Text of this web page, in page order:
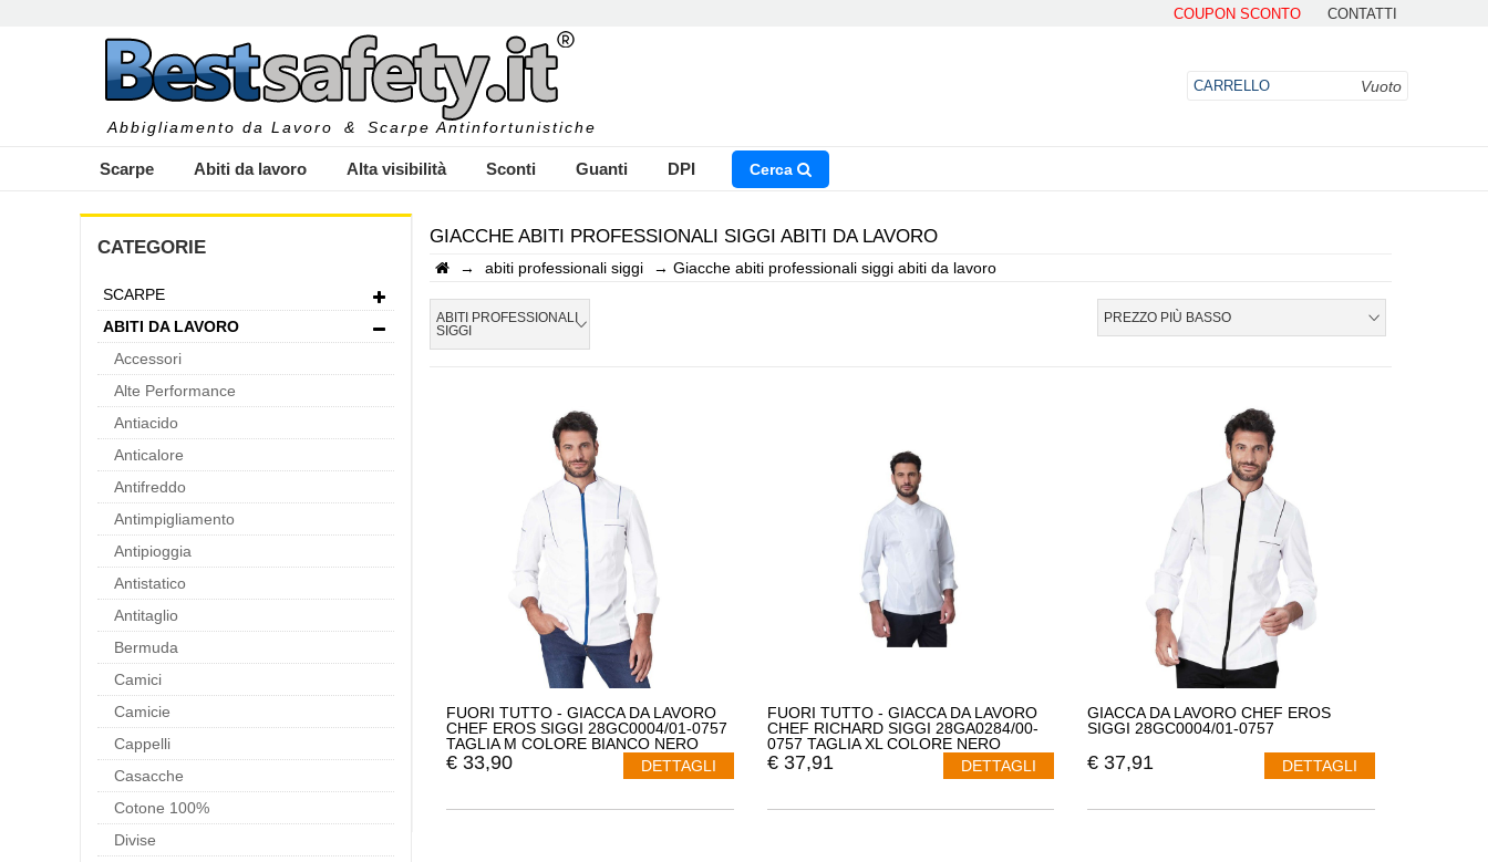
COUPON SCONTO CONTATTI
Abbigliamento da Lavoro & Scarpe Antinfortunistiche
CARRELLO Vuoto
Scarpe Abiti da lavoro Alta visibilità Sconti Guanti DPI Cerca
INSERISCI IL NOME DEL PRODOTTO CHE STAI CERCANDO
CATEGORIE
SCARPE
ABITI DA LAVORO
Accessori
Alte Performance
Antiacido
Anticalore
Antifreddo
Antimpigliamento
Antipioggia
Antistatico
Antitaglio
Bermuda
Camici
Camicie
Cappelli
Casacche
Cotone 100%
Divise
GIACCHE ABITI PROFESSIONALI SIGGI ABITI DA LAVORO
→ abiti professionali siggi → Giacche abiti professionali siggi abiti da lavoro
ABITI PROFESSIONALI
SIGGI
PREZZO PIÙ BASSO
FUORI TUTTO - GIACCA DA LAVORO
CHEF EROS SIGGI 28GC0004/01-0757
TAGLIA M COLORE BIANCO NERO
€ 33,90 DETTAGLI
FUORI TUTTO - GIACCA DA LAVORO
CHEF RICHARD SIGGI 28GA0284/00-
0757 TAGLIA XL COLORE NERO
€ 37,91 DETTAGLI
GIACCA DA LAVORO CHEF EROS
SIGGI 28GC0004/01-0757
€ 37,91 DETTAGLI